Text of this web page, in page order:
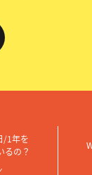
/1年を
るの？